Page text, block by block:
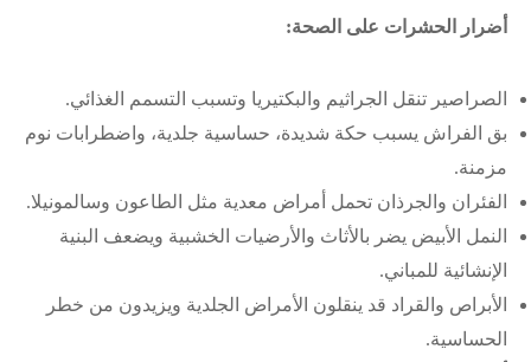
أضرار الحشرات على الصحة:
الصراصير تنقل الجراثيم والبكتيريا وتسبب التسمم الغذائي.
بق الفراش يسبب حكة شديدة، حساسية جلدية، واضطرابات نوم
مزمنة.
الفئران والجرذان تحمل أمراض معدية مثل الطاعون وسالمونيلا.
النمل الأبيض يضر بالأثاث والأرضيات الخشبية ويضعف البنية
الإنشائية للمباني.
الأبراص والقراد قد ينقلون الأمراض الجلدية ويزيدون من خطر
الحساسية.